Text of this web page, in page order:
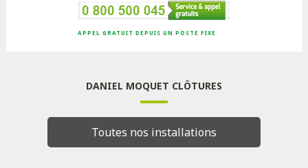
APPEL GRATUIT DEPUIS UN POSTE FIXE
DANIEL MOQUET CLÔTURES
Toutes nos installations